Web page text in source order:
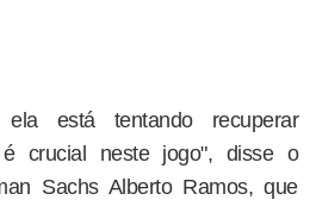
está tentando recuperar
crucial neste jogo", disse o
Sachs Alberto Ramos, que